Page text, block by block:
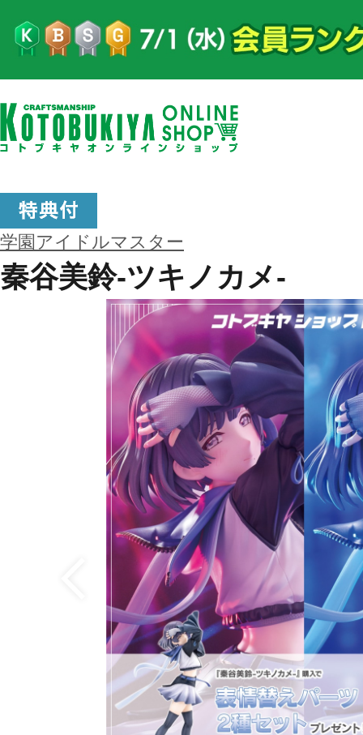
学園アイドルマスター
秦谷美鈴-ツキノカメ-